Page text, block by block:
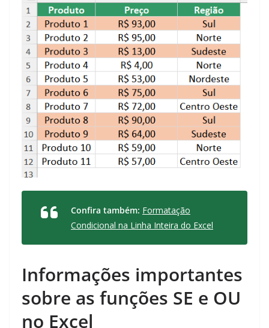
Confira também: Formatação
Condicional na Linha Inteira do Excel
Informações importantes
sobre as funções SE e OU
no Excel